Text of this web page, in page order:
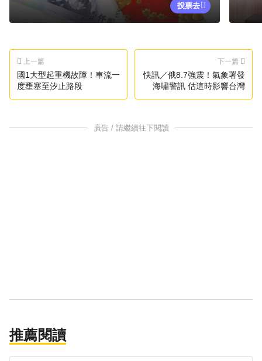
投票去
上一篇
國1大型起重機故障！車流一
度壅塞至汐止路段
下一篇
快訊／俄8.7強震！氣象署發
海嘯警訊 估這時影響台灣
廣告 / 請繼續往下閱讀
推薦閱讀